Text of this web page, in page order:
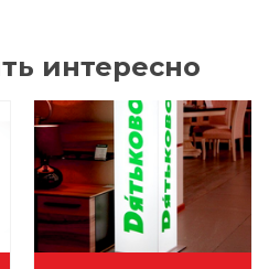
интересно